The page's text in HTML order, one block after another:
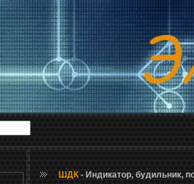
ШДК - Индикатор, будильник,